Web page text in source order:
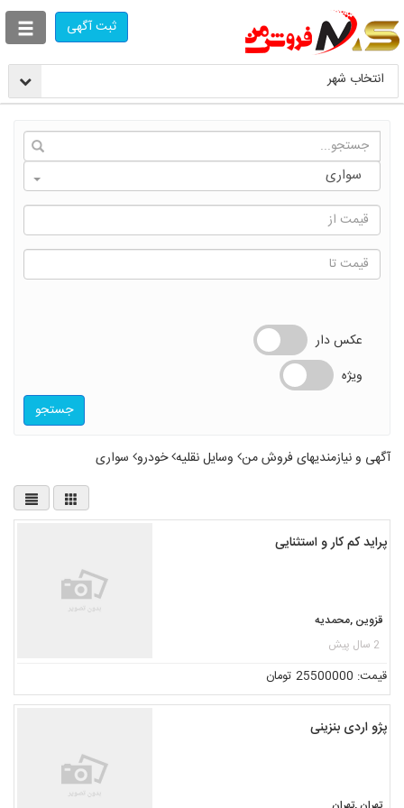
ثبت آگهی
انتخاب شهر
انتخاب
دسته
بندی
سواری
عکس دار
ویژه
جستجو
آگهی و نیازمندیهای فروش من وسایل نقلیه خودرو سواری
پراید کم کار و استثنایی
قزوین ,محمدیه
2 سال پیش
قیمت: 25500000 تومان
پژو اردی بنزینی